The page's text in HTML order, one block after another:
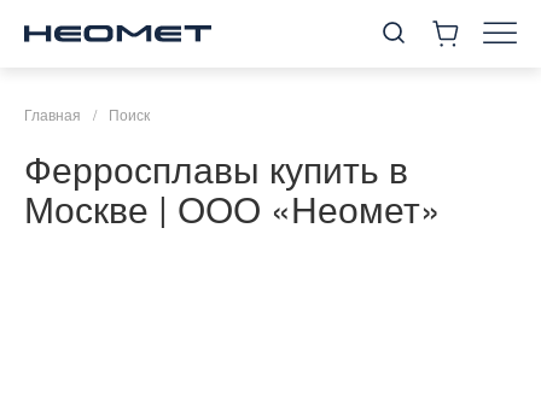
Главная / Поиск
Ферросплавы купить в
Москве | ООО «Неомет»